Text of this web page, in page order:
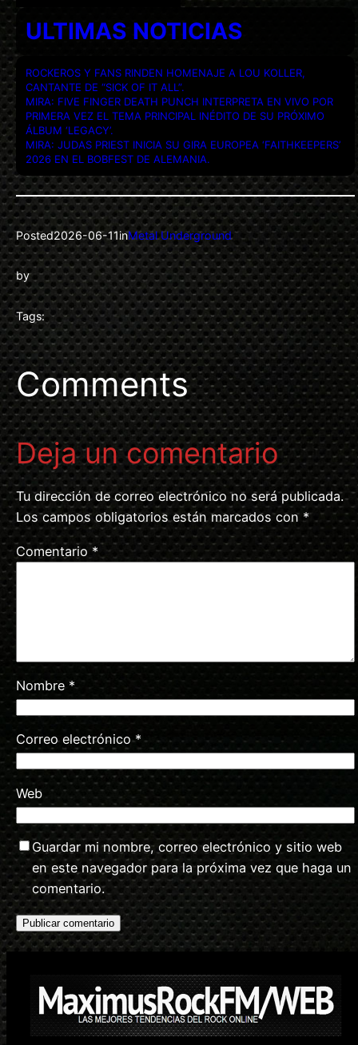
ULTIMAS NOTICIAS
ROCKEROS Y FANS RINDEN HOMENAJE A LOU KOLLER,
CANTANTE DE “SICK OF IT ALL”.
MIRA: FIVE FINGER DEATH PUNCH INTERPRETA EN VIVO POR
PRIMERA VEZ EL TEMA PRINCIPAL INÉDITO DE SU PRÓXIMO
ÁLBUM ‘LEGACY’.
MIRA: JUDAS PRIEST INICIA SU GIRA EUROPEA ‘FAITHKEEPERS’
2026 EN EL BOBFEST DE ALEMANIA.
Posted2026-06-11inMetal Underground
by
Tags:
Comments
Deja un comentario
Tu dirección de correo electrónico no será publicada.
Los campos obligatorios están marcados con *
Comentario *
Nombre *
Correo electrónico*
Web
Guardar mi nombre, correo electrónico y sitio web
en este navegador para la próxima vez que haga un
comentario.